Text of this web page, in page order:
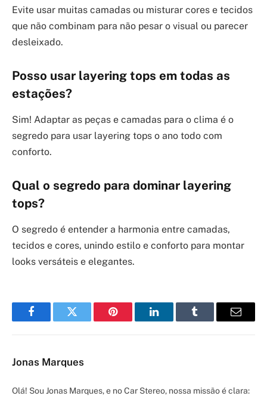
Evite usar muitas camadas ou misturar cores e tecidos
que não combinam para não pesar o visual ou parecer
desleixado.
Posso usar layering tops em todas as
estações?
Sim! Adaptar as peças e camadas para o clima é o
segredo para usar layering tops o ano todo com
conforto.
Qual o segredo para dominar layering
tops?
O segredo é entender a harmonia entre camadas,
tecidos e cores, unindo estilo e conforto para montar
looks versáteis e elegantes.
FacebookTwitter Pinterest LinkedInTumblr Email
Jonas Marques
Olá! Sou Jonas Marques, e no Car Stereo, nossa missão é clara: